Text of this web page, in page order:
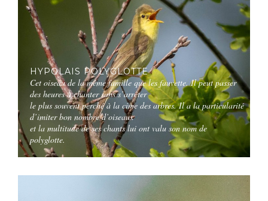
HYPOLAIS POLYGLOTTE
Cet oiseau de la même famille que les fauvette. Il peut passer
des heures à chanter sans s’arrêter
le plus souvent perché à la cime des arbres. Il a la particularité
d’imiter bon nombre d’oiseaux
et la multitude de ses chants lui ont valu son nom de
polyglotte.